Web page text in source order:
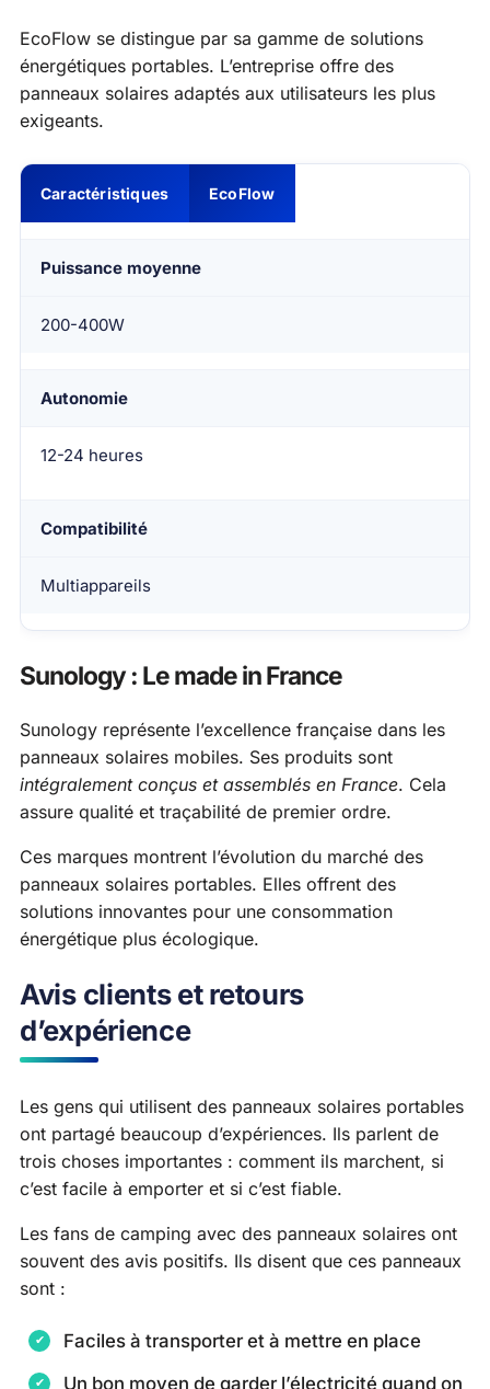
EcoFlow se distingue par sa gamme de solutions
énergétiques portables. L’entreprise offre des
panneaux solaires adaptés aux utilisateurs les plus
exigeants.
Caractéristiques EcoFlow
Puissance moyenne
200-400W
Autonomie
12-24 heures
Compatibilité
Multiappareils
Sunology : Le made in France
Sunology représente l’excellence française dans les
panneaux solaires mobiles. Ses produits sont
intégralement conçus et assemblés en France. Cela
assure qualité et traçabilité de premier ordre.
Ces marques montrent l’évolution du marché des
panneaux solaires portables. Elles offrent des
solutions innovantes pour une consommation
énergétique plus écologique.
Avis clients et retours
d’expérience
Les gens qui utilisent des panneaux solaires portables
ont partagé beaucoup d’expériences. Ils parlent de
trois choses importantes : comment ils marchent, si
c’est facile à emporter et si c’est fiable.
Les fans de camping avec des panneaux solaires ont
souvent des avis positifs. Ils disent que ces panneaux
sont :
Faciles à transporter et à mettre en place
Un bon moyen de garder l’électricité quand on